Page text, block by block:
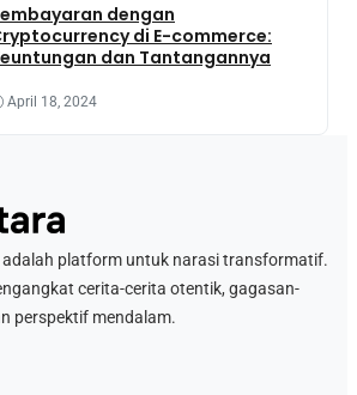
dengan
di E-commerce:
dan Tantangannya
April 18, 2024
adalah platform untuk narasi transformatif.
cerita-cerita otentik, gagasan-
perspektif mendalam.